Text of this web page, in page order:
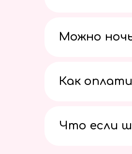
Можно
Как
Что если